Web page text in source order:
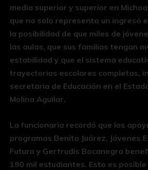
media superior y superior en
que no solo representa un ingreso
la posibilidad de que miles de
las aulas, que sus familias tengan
estabilidad y que el sistema
trayectorias escolares completas,
secretaria de Educación en el
Molina Aguilar.
La funcionaria recordó que los
programas Benito Juárez, Jóvenes
Futuro y Gertrudis Bocanegra
190 mil estudiantes. Esto es